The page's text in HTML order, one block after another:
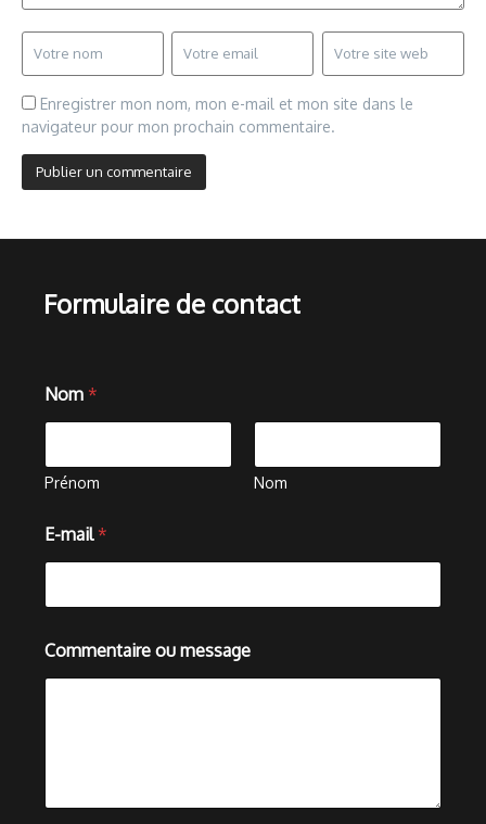
Enregistrer mon nom, mon e-mail et mon site dans le
navigateur pour mon prochain commentaire.
Formulaire de contact
Nom *
Prénom Nom
e
s
a
e
m
e
*
E-mail *
Commentaire ou message